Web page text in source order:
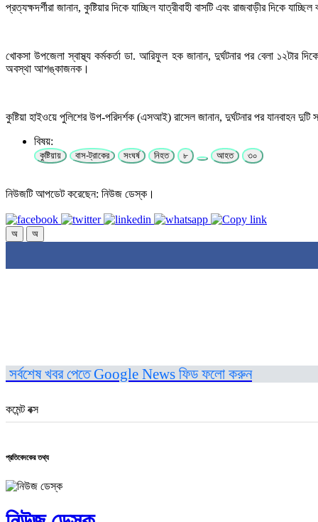
প্রত্যক্ষদর্শীরা জানান, কুষ্টিয়ার দিকে যাচ্ছিল যাত্রীবাহী বাসটি এবং রাজবাড়ীর দিকে
খোকসা উপজেলা স্বাস্থ্য কর্মকর্তা ডা. আরিফুল হক জানান, দুর্ঘটনার পর বেলা
অবস্থা আশঙ্কাজনক।
কুষ্টিয়া হাইওয়ে পুলিশের উপ-পরিদর্শক (এসআই) রাসেল জানান, দুর্ঘটনার পর যানবাহন
বিষয়:
কুষ্টিয়ায় বাস-ট্রাকের সংঘর্ষ নিহত ৮ আহত ৩০
নিউজটি আপডেট করেছেন: নিউজ ডেস্ক।
অ অ
সর্বশেষ খবর পেতে Google News ফিড ফলো করুন
কমেন্ট বক্স
প্রতিবেদকের তথ্য